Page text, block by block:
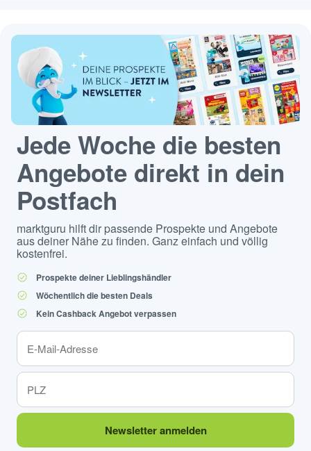
Jede Woche die besten
Angebote direkt in dein
Postfach
marktguru hilft dir passende Prospekte und Angebote
aus deiner Nähe zu finden. Ganz einfach und völlig
kostenfrei.
Prospekte deiner Lieblingshändler
Wöchentlich die besten Deals
Kein Cashback Angebot verpassen
Newsletter anmelden